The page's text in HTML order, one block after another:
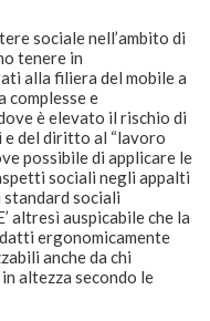
sociale nell’ambito di
tenere in
alla filiera del mobile a
e
è elevato il rischio di
del diritto al “lavoro
possibile di applicare le
sociali negli appalti
sociali
altresì auspicabile che la
ergonomicamente
anche da chi
altezza secondo le